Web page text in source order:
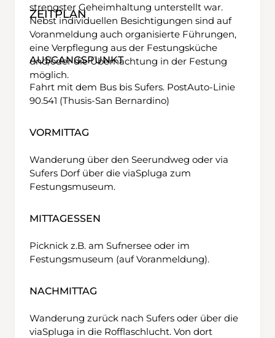
strengster Geheimhaltung unterstellt war.
Nebst individuellen Besichtigungen sind auf
Voranmeldung auch organisierte Führungen,
eine Verpflegung aus der Festungsküche
und/oder die Übernachtung in der Festung
möglich.
ZEITPLAN
AUSGANGSPUNKT
Fahrt mit dem Bus bis Sufers. PostAuto-Linie
90.541 (Thusis-San Bernardino)
VORMITTAG
Wanderung über den Seerundweg oder via
Sufers Dorf über die viaSpluga zum
Festungsmuseum.
MITTAGESSEN
Picknick z.B. am Sufnersee oder im
Festungsmuseum (auf Voranmeldung).
NACHMITTAG
Wanderung zurück nach Sufers oder über die
viaSpluga in die Rofflaschlucht. Von dort